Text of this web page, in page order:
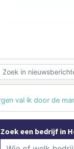
val ik door de
Zoek een bedrijf in